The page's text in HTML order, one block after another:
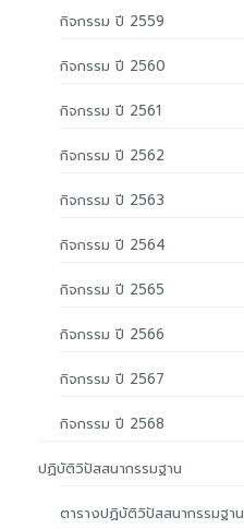
กิจกรรม ปี 2559
กิจกรรม ปี 2560
กิจกรรม ปี 2561
กิจกรรม ปี 2562
กิจกรรม ปี 2563
กิจกรรม ปี 2564
กิจกรรม ปี 2565
กิจกรรม ปี 2566
กิจกรรม ปี 2567
กิจกรรม ปี 2568
ปฏิบัติวิปัสสนากรรมฐาน
ตารางปฏิบัติวิปัสสนากรรมฐาน